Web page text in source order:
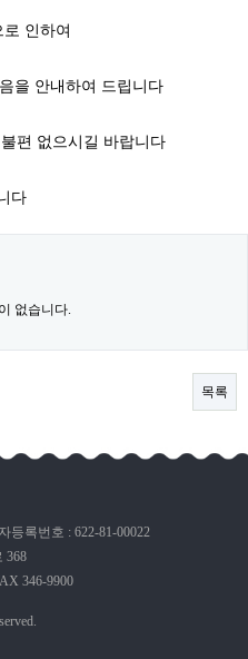
인하여
을 안내하여 드립니다
편 없으시길 바랍니다
다​
없습니다.
목록
등록번호 : 622-81-00022
368
346-9900